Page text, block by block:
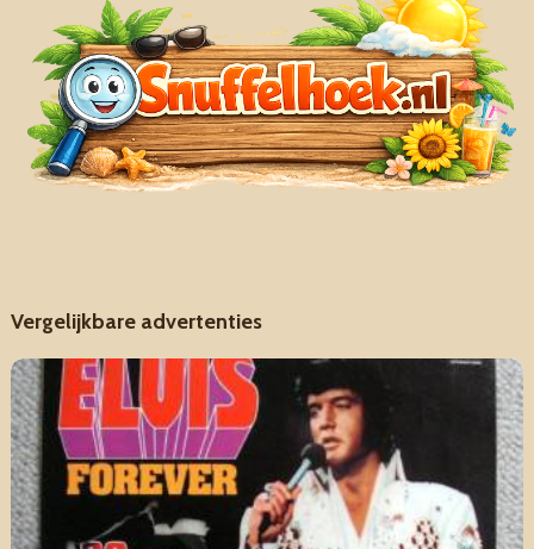
Vergelijkbare advertenties